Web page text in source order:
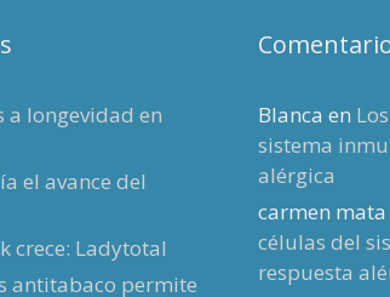
a longevidad en
el avance del
crece: Ladytotal
antitabaco permite
Blanca en
sistema
alérgica
carmen mata
células del
respuesta